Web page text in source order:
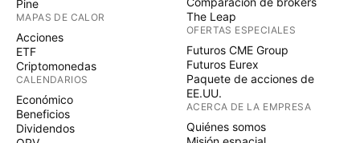
Pine
MAPAS DE CALOR
Acciones
ETF
Criptomonedas
CALENDARIOS
Económico
Beneficios
Dividendos
The Leap
OFERTAS ESPECIALES
Futuros CME Group
Futuros Eurex
Paquete de acciones de
EE.UU.
ACERCA DE LA EMPRESA
Quiénes somos